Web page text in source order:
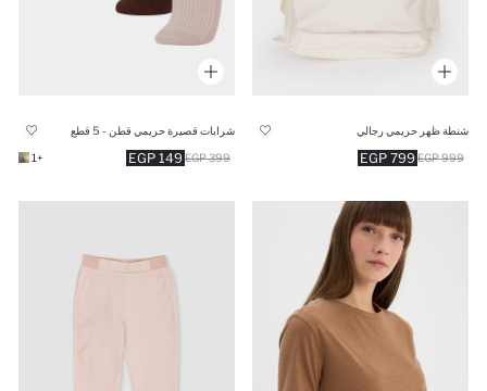
شنطة ظهر حريمي رجالي
799 EGP 999 EGP
شرابات قصيرة حريمي قطن - 5 قطع
149 EGP 399 EGP
+1